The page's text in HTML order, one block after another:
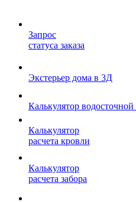
Запрос
статуса заказа
Экстерьер дома в 3Д
Калькулятор
Калькулятор
расчета кровли
Калькулятор
расчета забора